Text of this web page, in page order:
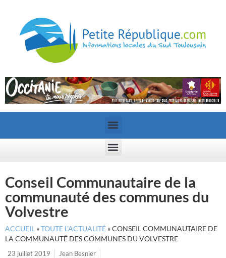
Conseil Communautaire de la
communauté des communes du
Volvestre
ACCUEIL »TOUTE L’ACTUALITÉ »CONSEIL COMMUNAUTAIRE DE
LA COMMUNAUTÉ DES COMMUNES DU VOLVESTRE
23 juillet 2019
Jean Besnier